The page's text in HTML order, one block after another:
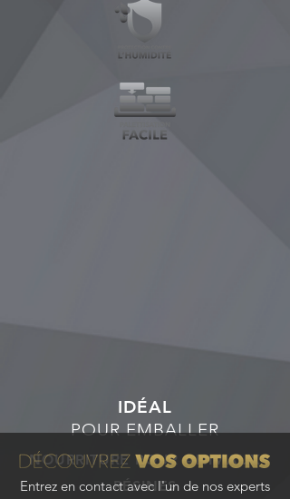
IDÉAL
POUR EMBALLER
NOURRITURE POUR ANIMAUX
RÉSINES
Entrez en contact avec l'un de nos experts